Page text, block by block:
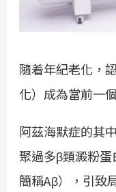
隨着年紀老化，
化）成為當前一
阿茲海默症的其
聚過多β類澱粉
簡稱Aβ），引致